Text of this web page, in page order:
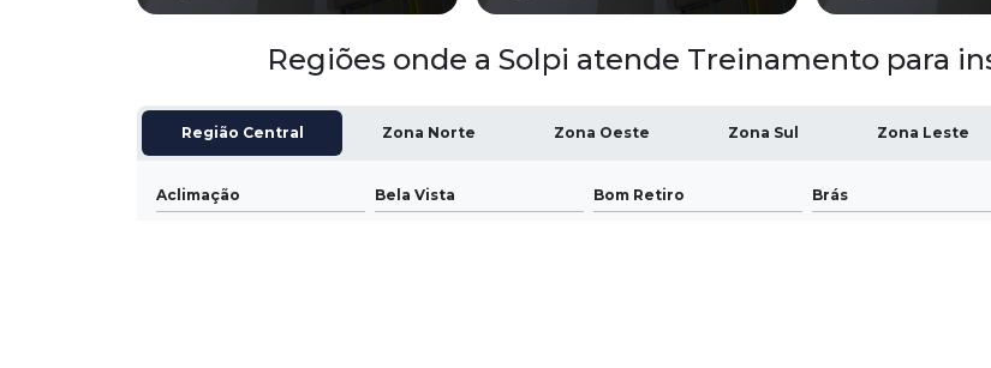
Regiões onde a Solpi atende Treinamento para
Região Central Zona Norte Zona Oeste Zona Sul Zona Leste
Aclimação Bela Vista Bom Retiro Brás